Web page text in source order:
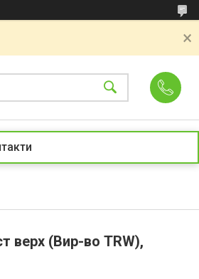
верх (Вир-во TRW),